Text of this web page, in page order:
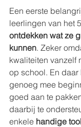
Een eerste
leerlingen van het
ontdekken wat ze
kunnen. Zeker
kwaliteiten vanzelf
op school. En daar
genoeg mee
goed aan te
daarbij te
enkele handige